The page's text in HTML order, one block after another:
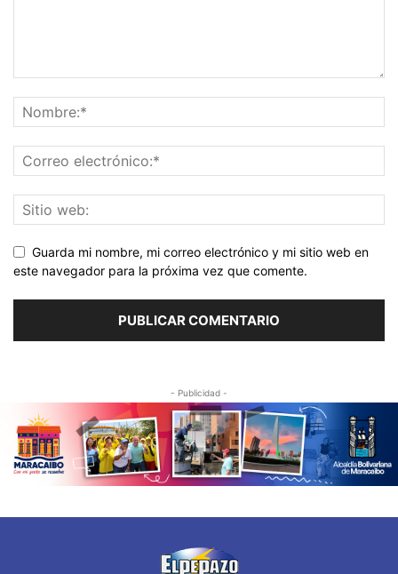
Guarda mi nombre, mi correo electrónico y mi sitio web en
este navegador para la próxima vez que comente.
- Publicidad -